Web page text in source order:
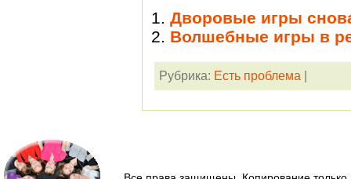
Дворовые игры
Волшебные игры в
Рубрика: Есть проблема